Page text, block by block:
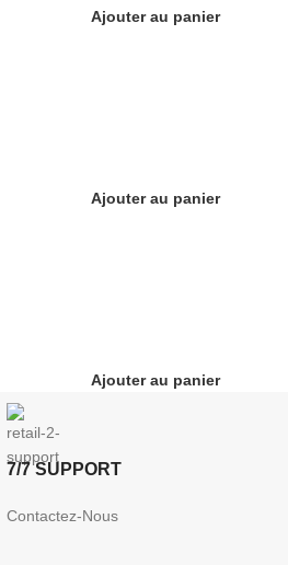
Ajouter au panier
Ajouter au panier
Ajouter au panier
7/7 SUPPORT
Contactez-Nous